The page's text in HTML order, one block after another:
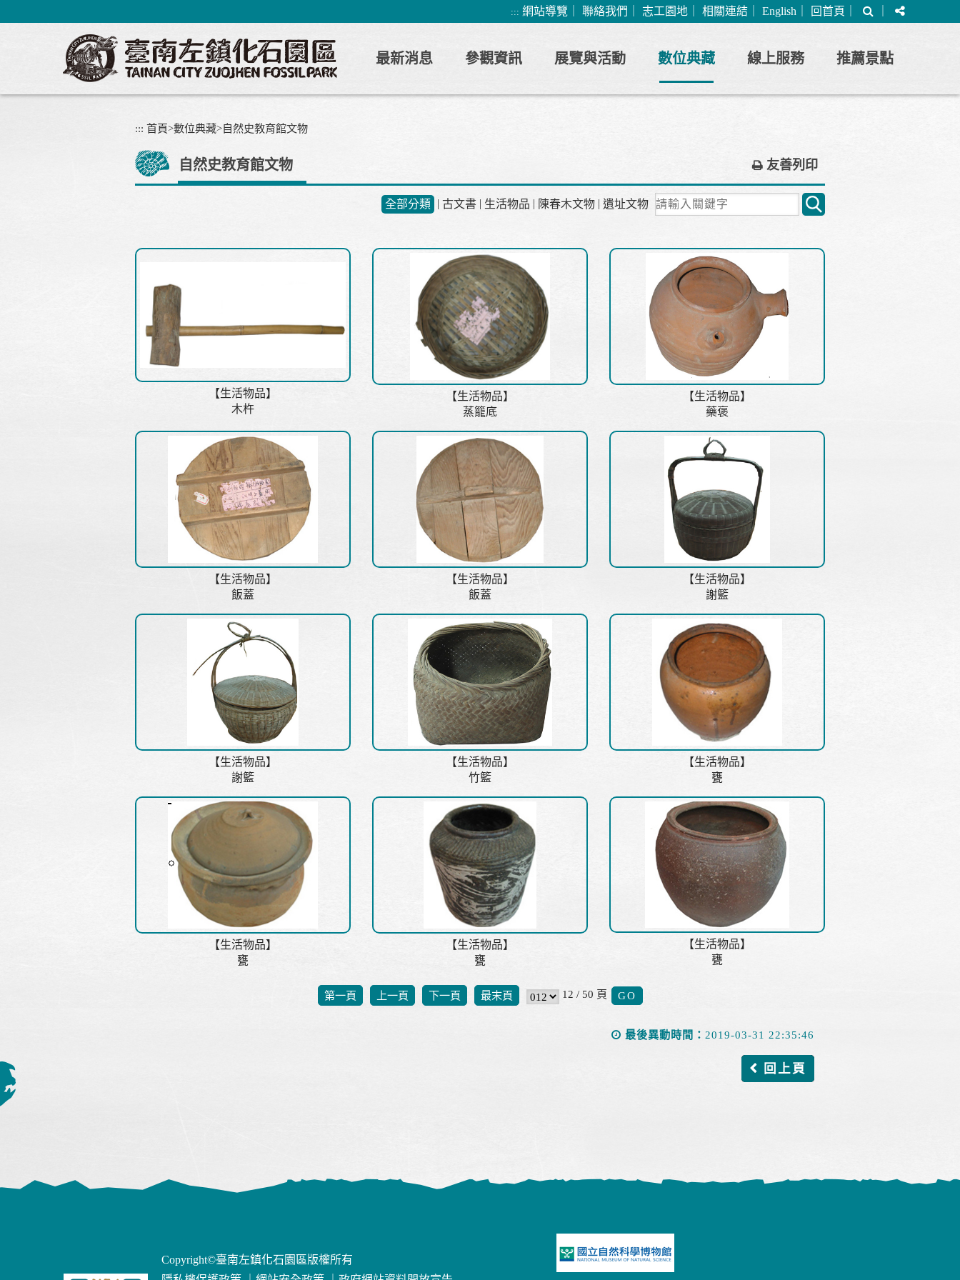
到
區
::: 網站導覽 聯絡我們 志工園地 相關連結 English 回首頁
尋
分
享
最新消息 參觀資訊 展覽與活動 數位典藏 線上服務 推薦景點
::: 首頁>數位典藏>自然史教育館文物
自然史教育館文物 友善列印
全部分類 | 古文書 | 生活物品 | 陳春木文物 | 遺址文物 關
鍵
搜
【生活物品】
木杵
【生活物品】
蒸籠底
【生活物品】
藥褒
【生活物品】
飯蓋
【生活物品】
飯蓋
【生活物品】
謝籃
【生活物品】
謝籃
【生活物品】
竹籃
【生活物品】
甕
【生活物品】
甕
【生活物品】
甕
【生活物品】
甕
第一頁 上一頁 下一頁 最末頁 12 / 50 頁
最後異動時間： 2019-03-31 22:35:46
回上頁
Copyright©臺南左鎮化石園區版權所有